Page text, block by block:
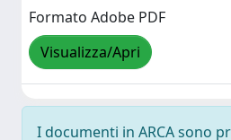
Formato Adobe PDF
Visualizza/Apri
I documenti in ARCA sono